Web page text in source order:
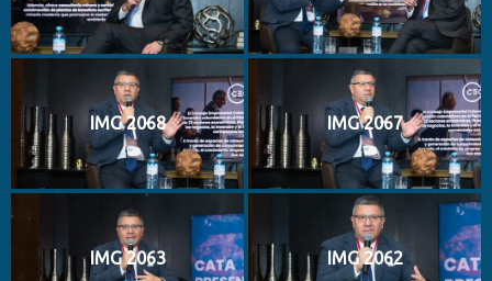
IMG 2068 IMG 2067
IMG 2063 IMG 2062